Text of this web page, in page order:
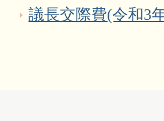
議長交際費(令和3